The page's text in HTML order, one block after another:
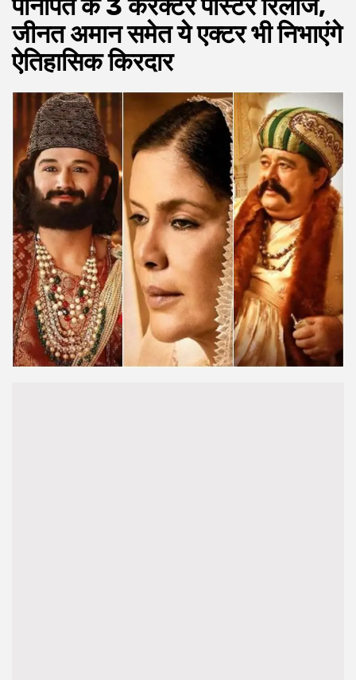
पानीपत के 3 कैरेक्टर पोस्टर रिलीज,
जीनत अमान समेत ये एक्टर भी निभाएंगे
ऐतिहासिक किरदार